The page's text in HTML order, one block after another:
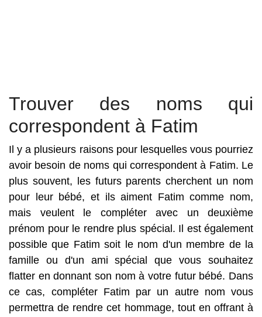
Trouver des noms qui
correspondent à Fatim
Il y a plusieurs raisons pour lesquelles vous pourriez
avoir besoin de noms qui correspondent à Fatim. Le
plus souvent, les futurs parents cherchent un nom
pour leur bébé, et ils aiment Fatim comme nom,
mais veulent le compléter avec un deuxième
prénom pour le rendre plus spécial. Il est également
possible que Fatim soit le nom d'un membre de la
famille ou d'un ami spécial que vous souhaitez
flatter en donnant son nom à votre futur bébé. Dans
ce cas, compléter Fatim par un autre nom vous
permettra de rendre cet hommage, tout en offrant à